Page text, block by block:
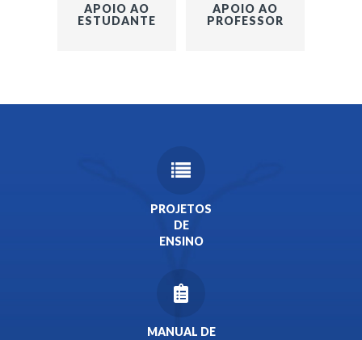
APOIO AO
ESTUDANTE
APOIO AO
PROFESSOR
PROJETOS
DE
ENSINO
MANUAL DE